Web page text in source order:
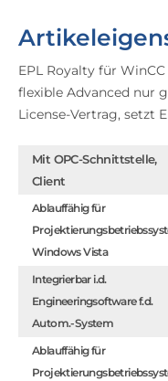
EPL Royalty für
flexible Advanced nur
License-Vertrag, setzt
Mit OPC-Schnittstelle,
Client
Ablauffähig für
Windows Vista
Integrierbar i.d.
Engineeringsoftware f.d.
Autom.-System
Ablauffähig für